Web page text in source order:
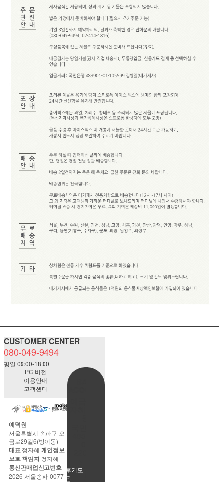
CUSTOMER CENTER
080-049-9494
평일 09:00-18:00
사용후기모
음
PC 버전
이용안내
고객센터
예덕원
서울특별시 송파구 오
금로29길6(방이동)
대표 정자혜 개인정보
보호 책임자정자혜
통신판매업신고번호
2026-서울송파-0077